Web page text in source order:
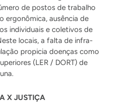
de postos de trabalho
ergonômica, ausência de
individuais e coletivos de
locais, a falta de infra-
propicia doenças como
(LER / DORT) de
X JUSTIÇA